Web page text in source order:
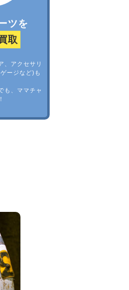
ツを
取
、アクセサリ
ージなど)も
も、ママチャ